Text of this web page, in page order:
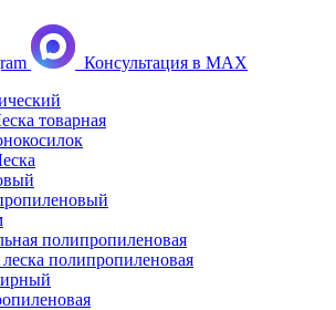
​ ​Консультация в MAX
товарная
полипропиленовая
полипропиленовая